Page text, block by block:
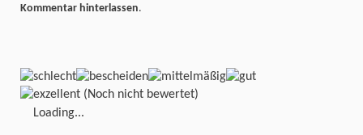
Kommentar hinterlassen.
(Noch nicht bewertet)
Loading...